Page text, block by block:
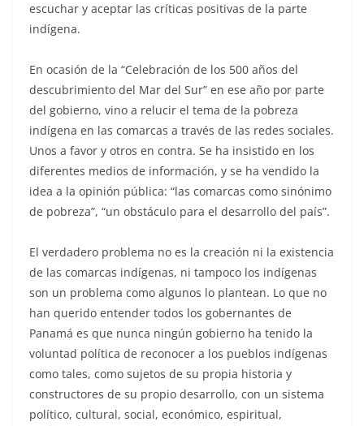
escuchar y aceptar las críticas positivas de la parte
indígena.
En ocasión de la “Celebración de los 500 años del
descubrimiento del Mar del Sur” en ese año por parte
del gobierno, vino a relucir el tema de la pobreza
indígena en las comarcas a través de las redes sociales.
Unos a favor y otros en contra. Se ha insistido en los
diferentes medios de información, y se ha vendido la
idea a la opinión pública: “las comarcas como sinónimo
de pobreza”, “un obstáculo para el desarrollo del país”.
El verdadero problema no es la creación ni la existencia
de las comarcas indígenas, ni tampoco los indígenas
son un problema como algunos lo plantean. Lo que no
han querido entender todos los gobernantes de
Panamá es que nunca ningún gobierno ha tenido la
voluntad política de reconocer a los pueblos indígenas
como tales, como sujetos de su propia historia y
constructores de su propio desarrollo, con un sistema
político, cultural, social, económico, espiritual,